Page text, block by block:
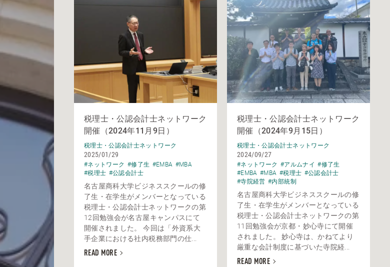
税理士・公認会計士ネットワーク
開催（2024年11月9日）
税理士・公認会計士ネットワーク
2025/01/29
#ネットワーク #修了生 #EMBA #MBA
#税理士 #公認会計士
名古屋商科大学ビジネススクールの修
了生・在学生がメンバーとなっている
税理士・公認会計士ネットワークの第
12回勉強会が名古屋キャンパスにて
開催されました。 今回は「外資系大
手企業における社内税務部門の仕...
READ MORE
税理士・公認会計士ネットワーク
開催（2024年9月15日）
税理士・公認会計士ネットワーク
2024/09/27
#ネットワーク #アルムナイ #修了生
#EMBA #MBA #税理士 #公認会計士
#寺院経営 #内部統制
名古屋商科大学ビジネススクールの修
了生・在学生がメンバーとなっている
税理士・公認会計士ネットワークの第
11回勉強会が京都・妙心寺にて開催
されました。 妙心寺は、かねてより
厳重な会計制度に基づいた寺院経...
READ MORE